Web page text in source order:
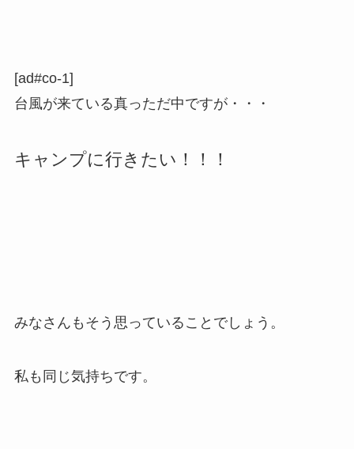
[ad#co-1]
台風が来ている真っただ中ですが・・・
キャンプに行きたい！！！
みなさんもそう思っていることでしょう。
私も同じ気持ちです。